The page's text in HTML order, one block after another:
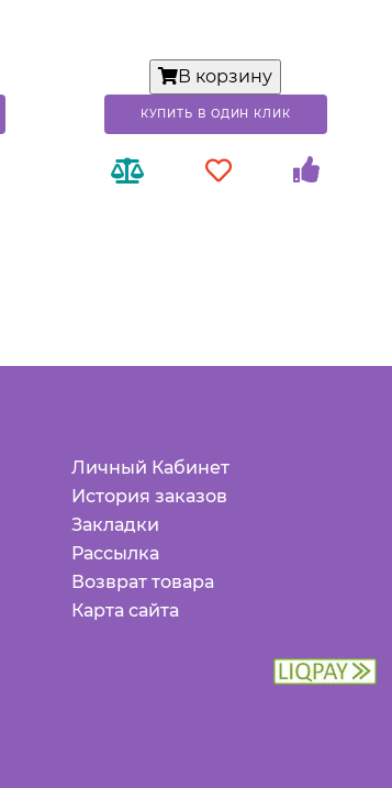
В корзину
КУПИТЬ В ОДИН КЛИК
Личный Кабинет
История заказов
Закладки
Рассылка
Возврат товара
Карта сайта